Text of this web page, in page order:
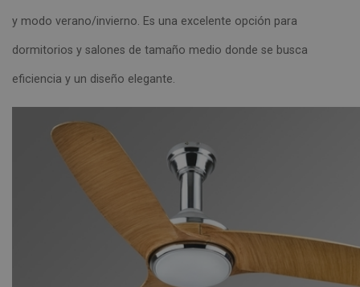
y modo verano/invierno. Es una excelente opción para
dormitorios y salones de tamaño medio donde se busca
eficiencia y un diseño elegante.